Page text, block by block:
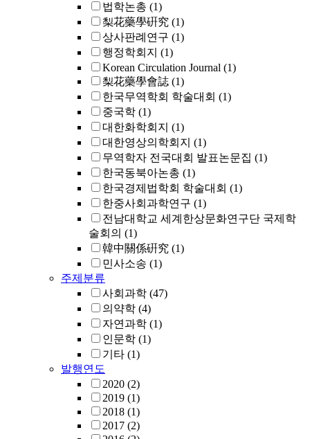
법학논총 (1)
梨花藥學硏究 (1)
상사판례연구 (1)
행정학회지 (1)
Korean Circulation Journal (1)
梨花藥學會誌 (1)
한국무역학회 학술대회 (1)
중국학 (1)
대한화학회지 (1)
대한영상의학회지 (1)
무역학자 전국대회 발표논문집 (1)
한국동북아논총 (1)
한국경제법학회 학술대회 (1)
한중사회과학연구 (1)
전남대학교 세계한상문화연구단 국제학
술회의 (1)
韓中關係硏究 (1)
민사소송 (1)
주제분류
사회과학 (47)
의약학 (4)
자연과학 (1)
인문학 (1)
기타 (1)
발행연도
2020 (2)
2019 (1)
2018 (1)
2017 (2)